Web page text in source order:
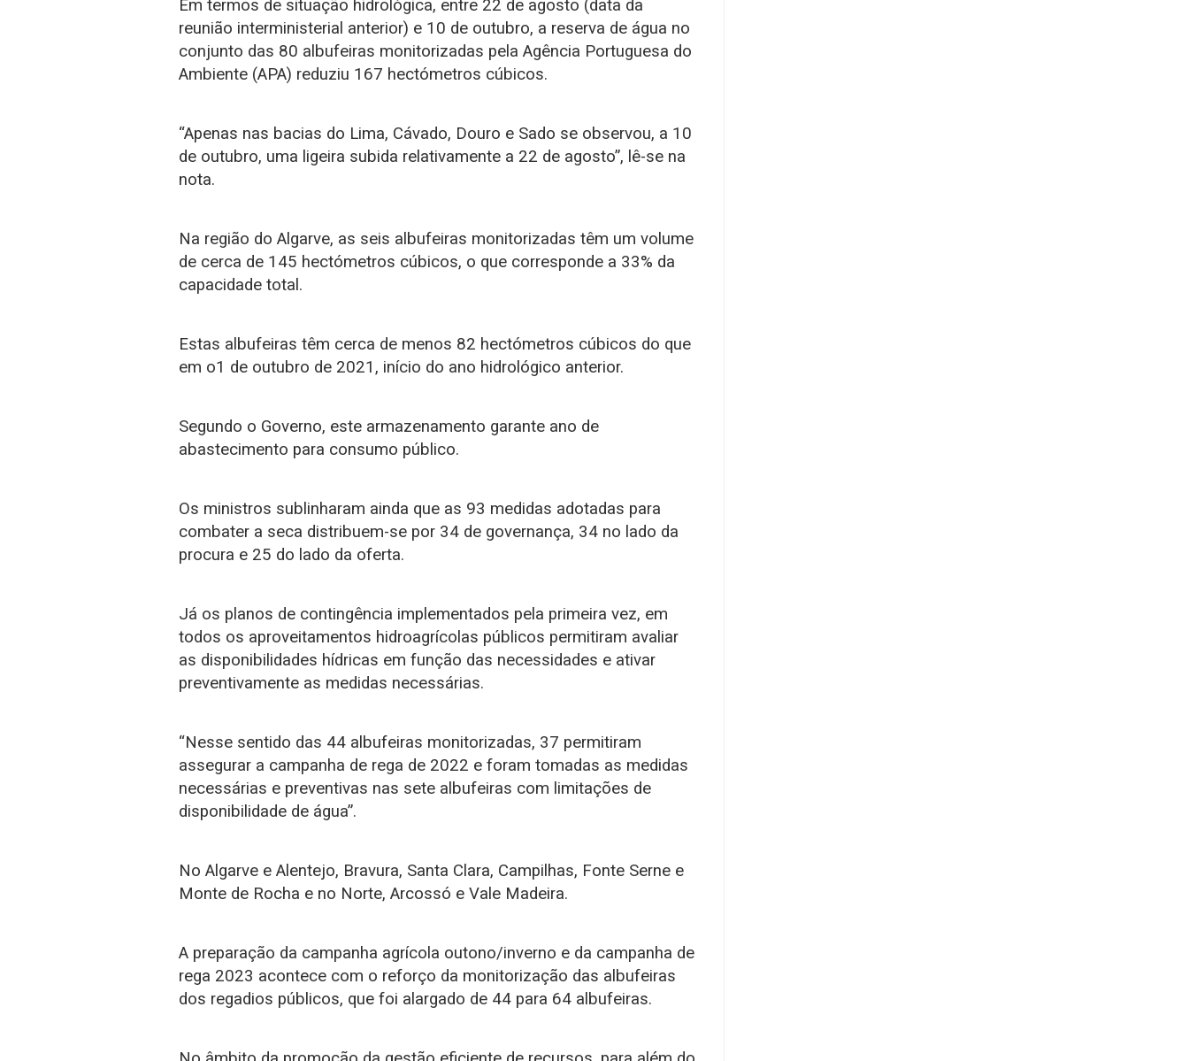
Em termos de situação hidrológica, entre 22 de agosto (data da
reunião interministerial anterior) e 10 de outubro, a reserva de água no
conjunto das 80 albufeiras monitorizadas pela Agência Portuguesa do
Ambiente (APA) reduziu 167 hectómetros cúbicos.
“Apenas nas bacias do Lima, Cávado, Douro e Sado se observou, a 10
de outubro, uma ligeira subida relativamente a 22 de agosto”, lê-se na
nota.
Na região do Algarve, as seis albufeiras monitorizadas têm um volume
de cerca de 145 hectómetros cúbicos, o que corresponde a 33% da
capacidade total.
Estas albufeiras têm cerca de menos 82 hectómetros cúbicos do que
em o1 de outubro de 2021, início do ano hidrológico anterior.
Segundo o Governo, este armazenamento garante ano de
abastecimento para consumo público.
Os ministros sublinharam ainda que as 93 medidas adotadas para
combater a seca distribuem-se por 34 de governança, 34 no lado da
procura e 25 do lado da oferta.
Já os planos de contingência implementados pela primeira vez, em
todos os aproveitamentos hidroagrícolas públicos permitiram avaliar
as disponibilidades hídricas em função das necessidades e ativar
preventivamente as medidas necessárias.
“Nesse sentido das 44 albufeiras monitorizadas, 37 permitiram
assegurar a campanha de rega de 2022 e foram tomadas as medidas
necessárias e preventivas nas sete albufeiras com limitações de
disponibilidade de água”.
No Algarve e Alentejo, Bravura, Santa Clara, Campilhas, Fonte Serne e
Monte de Rocha e no Norte, Arcossó e Vale Madeira.
A preparação da campanha agrícola outono/inverno e da campanha de
rega 2023 acontece com o reforço da monitorização das albufeiras
dos regadios públicos, que foi alargado de 44 para 64 albufeiras.